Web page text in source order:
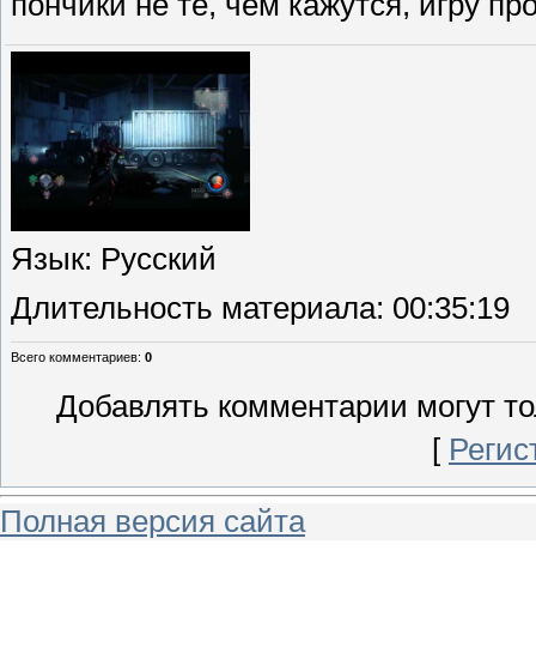
Язык: Русский
Длительность материала: 00:35:19
Всего комментариев: 0
Добавлять комментарии могут
[
Полная версия сайта